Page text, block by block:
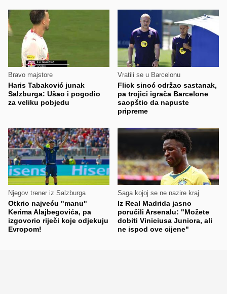
Bravo majstore
Haris Tabaković junak
Salzburga: Ušao i pogodio
za veliku pobjedu
Vratili se u Barcelonu
Flick sinoć održao sastanak,
pa trojici igrača Barcelone
saopštio da napuste
pripreme
Njegov trener iz Salzburga
Otkrio najveću "manu"
Kerima Alajbegovića, pa
izgovorio riječi koje odjekuju
Evropom!
Saga kojoj se ne nazire kraj
Iz Real Madrida jasno
poručili Arsenalu: "Možete
dobiti Viniciusa Juniora, ali
ne ispod ove cijene"